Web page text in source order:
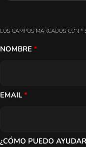
LOS CAMPOS MARCADOS CON *
NOMBRE *
EMAIL*
¿CÓMO PUEDO